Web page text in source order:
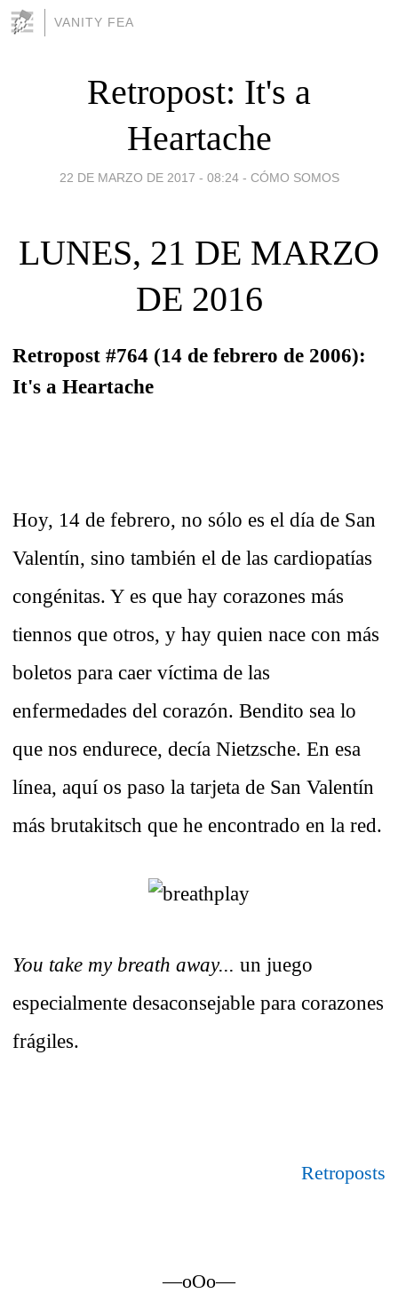
VANITY FEA
Retropost: It's a
Heartache
22 DE MARZO DE 2017 - 08:24 - CÓMO SOMOS
LUNES, 21 DE MARZO
DE 2016
Retropost #764 (14 de febrero de 2006):
It's a Heartache
Hoy, 14 de febrero, no sólo es el día de San
Valentín, sino también el de las cardiopatías
congénitas. Y es que hay corazones más
tiennos que otros, y hay quien nace con más
boletos para caer víctima de las
enfermedades del corazón. Bendito sea lo
que nos endurece, decía Nietzsche. En esa
línea, aquí os paso la tarjeta de San Valentín
más brutakitsch que he encontrado en la red.
You take my breath away... un juego
especialmente desaconsejable para corazones
frágiles.
Retroposts
—oOo—